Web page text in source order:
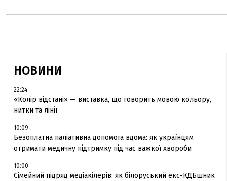
НОВИНИ
22:24
«Колір відстані» — виставка, що говорить мовою кольору,
нитки та лінії
10:09
Безоплатна паліативна допомога вдома: як українцям
отримати медичну підтримку під час важкої хвороби
10:00
Сімейний підряд медіакілерів: як білоруський екс-КДБшник